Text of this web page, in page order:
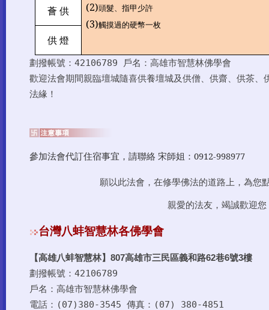
(2)頭髮、指甲少許
(3)觸摸過的硬幣一枚
薈 供
供 燈
劃撥帳號： 42106789 戶名：高雄市智慧林佛學會
歡迎法會期間親臨壇城隨喜供養壇城及供僧、供齋、供茶、
法緣！
參加法會代訂住宿事宜，請聯絡 宋師姐：0912-998977
願以此法會，在修學佛法的道路上，為您
親愛的法友，竭誠歡迎您
台灣八蚌智慧林各佛學會
【高雄八蚌智慧林】 807高雄市三民區義和路62巷6號3樓
劃撥帳號：42106789
戶名：高雄市智慧林佛學會
電話：(07)380-3545 傳真：(07) 380-4851